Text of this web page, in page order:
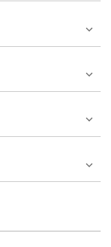
盲點偵測系統
有